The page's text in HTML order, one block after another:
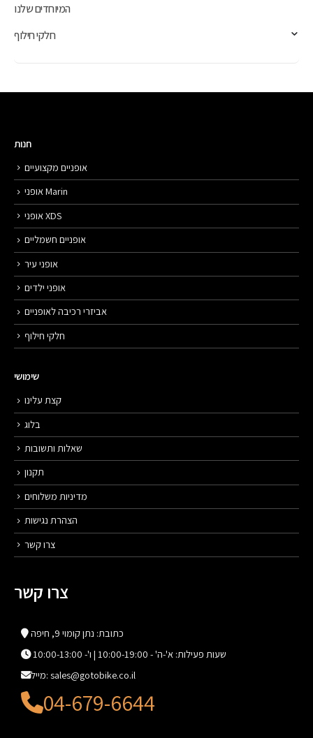
המיוחדים שלנו
חלקי חילוף
חנות
אופניים מקצועיים
אופני Marin
אופני XDS
אופניים חשמליים
אופני עיר
אופני ילדים
אביזרי רכיבה לאופניים
חלקי חילוף
שימושי
קצת עלינו
בלוג
שאלות ותשובות
תקנון
מדיניות משלוחים
הצהרת נגישות
צרו קשר
צרו קשר
כתובת: נתן קומוי 9, חיפה
שעות פעילות: א'-ה' - 10:00-19:00 | ו'- 10:00-13:00
מייל: sales@gotobike.co.il
04-679-6644